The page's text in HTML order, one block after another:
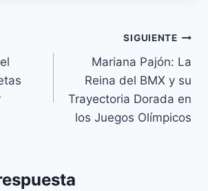
SIGUIENTE
Mariana Pajón: La
Reina del BMX y su
Trayectoria Dorada en
los Juegos Olímpicos